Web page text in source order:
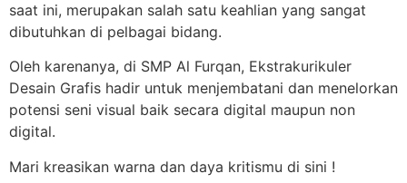
saat ini, merupakan salah satu keahlian yang sangat
dibutuhkan di pelbagai bidang.
Oleh karenanya, di SMP Al Furqan, Ekstrakurikuler
Desain Grafis hadir untuk menjembatani dan menelorkan
potensi seni visual baik secara digital maupun non
digital.
Mari kreasikan warna dan daya kritismu di sini !